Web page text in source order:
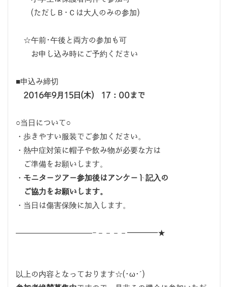
(ただしＢ･Ｃは大人のみの参加)
☆午前･午後と両方の参加も可
お申し込み時にご予約ください
■申込み締切
2016年9月15日(木) 17：00まで
○当日について○
・歩きやすい服装でご参加ください。
・熱中症対策に帽子や飲み物が必要な方は
ご準備をお願いします。
・ モニターツアー参加後はアンケート記入の
ご協力をお願いします。
・当日は傷害保険に加入します。
——————————-－－－－━━━━★
以上の内容となっております☆(･ω･´)